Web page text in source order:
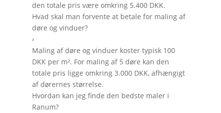
den totale pris være omkring 5.400 DKK.
Hvad skal man forvente at betale for maling af
døre og vinduer?
›
Maling af døre og vinduer koster typisk 100
DKK per m². For maling af 5 døre kan den
totale pris ligge omkring 3.000 DKK, afhængigt
af dørernes størrelse.
Hvordan kan jeg finde den bedste maler i
Ranum?